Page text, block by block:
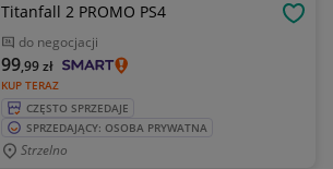
Titanfall 2 PROMO PS4
do negocjacji
KUP TERAZ
99,99zł
CZĘSTO SPRZEDAJE
SPRZEDAJĄCY: OSOBA PRYWATNA
Strzelno